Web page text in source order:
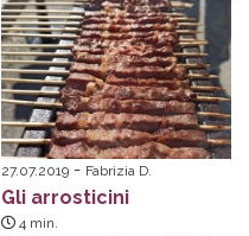
27.07.2019 Fabrizia D.
Gli arrosticini
4 min.